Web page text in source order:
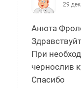
29
Анюта
При
чернослив
Спасибо